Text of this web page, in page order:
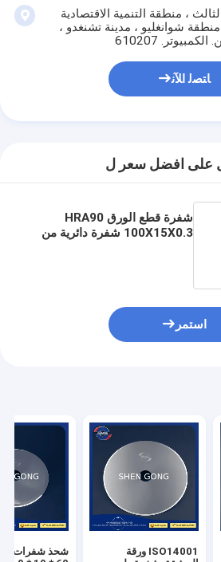
، منطقة التنمية الاقتصادية
شوانغليو ، مدينة تشنغدو ،
610207
ﺎﺘﺼﻟ ﺍﻶﻧ
على افضل سعر ل
شفرة قطع الورق HRA90
100X15X0.3 شفرة دائرية من
استمر
ISO14001 ورقة
شحذ شفرات